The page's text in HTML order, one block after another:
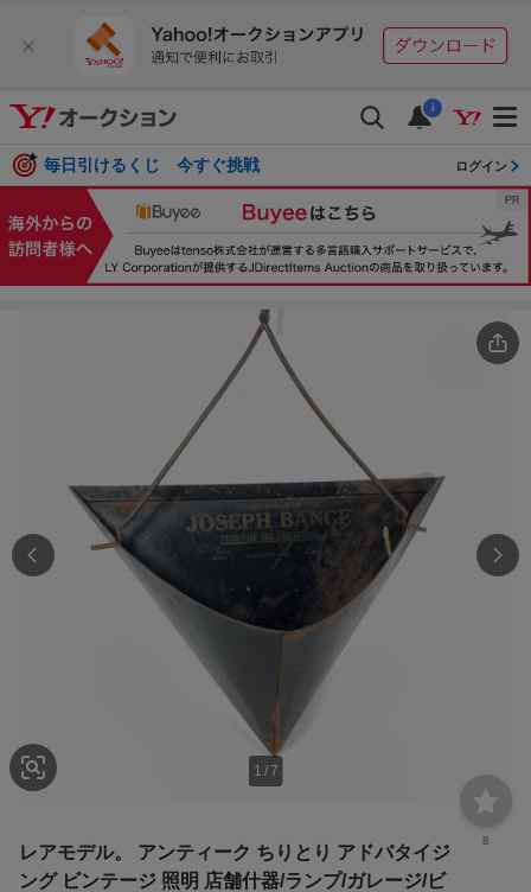
i
毎日引けるくじ 今すぐ挑戦 ログイン
1 /7
8
レアモデル。 アンティーク ちりとり アドバタイジ
ング ビンテージ 照明 店舗什器/ランプ/ガレージ/ビ